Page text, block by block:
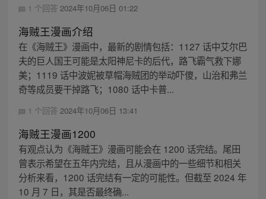
1 个回答 2024年10月06日 01:22
海贼王漫画介绍
在《海贼王》漫画中，最新的剧情包括：1127 话中艾尔巴
夫的巨人国王可能是太阳神尼卡的后代，路飞霸气救下娜
美；1119 话中波妮被草帽海贼团的举动吓傻，山治和弗兰
奇等成员要干掉路飞；1080 话中卡普...
1 个回答 2024年10月06日 13:41
海贼王漫画1200
有观点认为《海贼王》漫画可能会在 1200 话完结。尾田
曾表示希望在五年内完结，且从漫画中的一些细节和相关
分析来看，1200 话完结有一定的可能性。但截至 2024 年
10 月 7 日，其是否最终确...